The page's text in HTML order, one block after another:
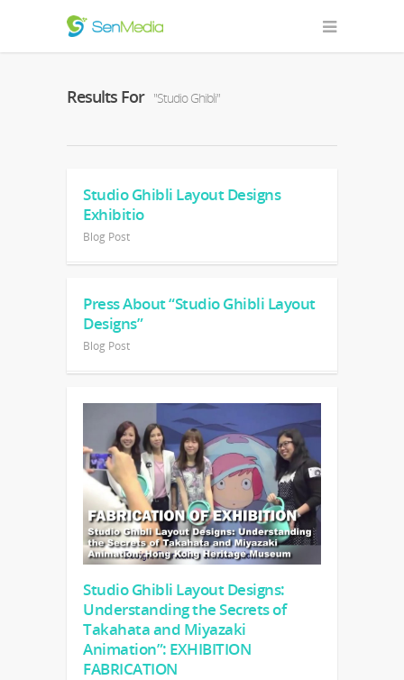
Results For "Studio Ghibli"
Studio Ghibli Layout Designs
Exhibitio
Blog Post
Press About “Studio Ghibli Layout
Designs”
Blog Post
Studio Ghibli Layout Designs:
Understanding the Secrets of
Takahata and Miyazaki
Animation”: EXHIBITION
FABRICATION